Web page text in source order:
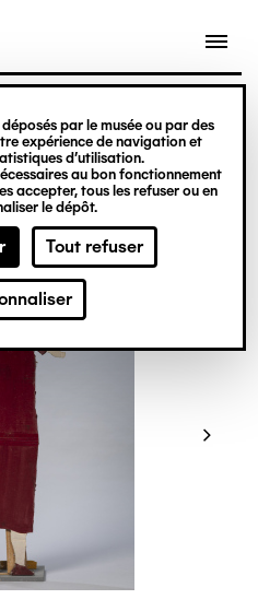
par le musée ou par des
expérience de navigation et
d’utilisation.
au bon fonctionnement
accepter, tous les refuser ou en
le dépôt.
Tout refuser